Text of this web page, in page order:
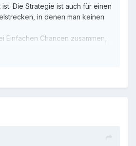
Die Strategie ist auch für einen
in denen man keinen
Chancen zusammen,